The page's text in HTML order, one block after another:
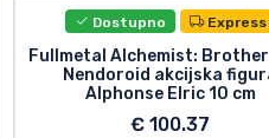
Dostupno Express
Fullmetal Alchemist:
Nendoroid akcijska
Alphonse Elric 10 cm
€ 100.37